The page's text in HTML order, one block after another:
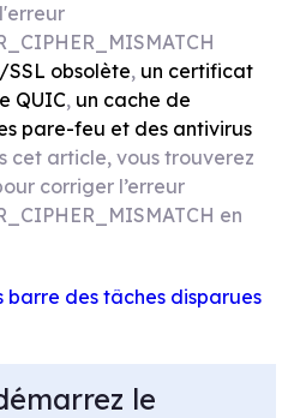
SSL obsolète, un certificat
QUIC, un cache de
pare-feu et des antivirus
cet article, vous trouverez
corriger l’erreur
en
barre des tâches disparues
le